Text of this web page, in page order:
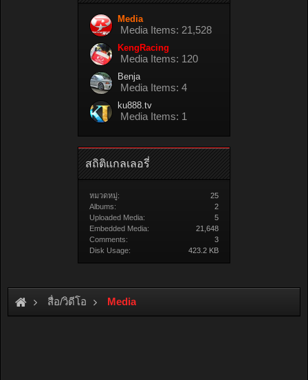
Media
Media Items: 21,528
KengRacing
Media Items: 120
Benja
Media Items: 4
ku888.tv
Media Items: 1
สถิติแกลเลอรี่
หมวดหมู่:
25
Albums:
2
Uploaded Media:
5
Embedded Media:
21,648
Comments:
3
Disk Usage:
423.2 KB
สื่อ/วิดีโอ Media